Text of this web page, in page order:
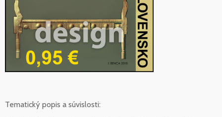
Tematický popis a súvislosti: